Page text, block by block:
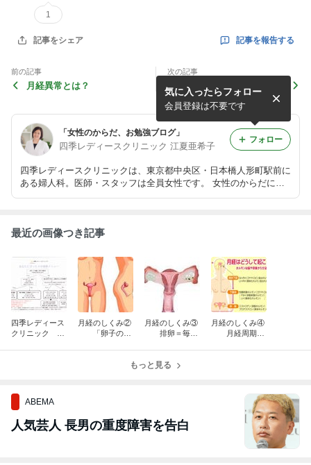
1
記事をシェア 記事を報告する
前の記事
月経異常とは？
次の記事
検診メニュー「レディースミ
ニドック」
「女性のからだ、お勉強ブログ」
四季レディースクリニック 江夏亜希子
四季レディースクリニックは、東京都中央区・日本橋人形町駅前に
ある婦人科。医師・スタッフは全員女性です。 女性のからだにつ
いてよく知って受診・ご相談いただけるよう、 お勉強ブログを作
気に入ったらフォロー
会員登録は不要です
フォロー
最近の画像つき記事
四季レディース
クリニック 検
月経のしくみ②
「卵子の数
月経のしくみ③
排卵＝毎月
っていくこと
月経のしくみ④
月経周期を
もっと見る
ABEMA
人気芸人 長男の重度障害を告白